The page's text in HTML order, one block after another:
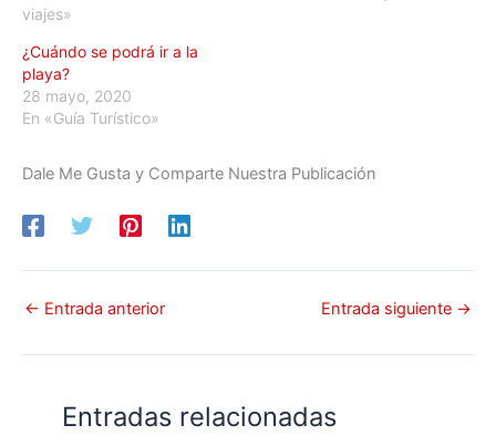
viajes»
¿Cuándo se podrá ir a la
playa?
28 mayo, 2020
En «Guía Turístico»
Dale Me Gusta y Comparte Nuestra Publicación
← Entrada anterior Entrada siguiente →
Entradas relacionadas